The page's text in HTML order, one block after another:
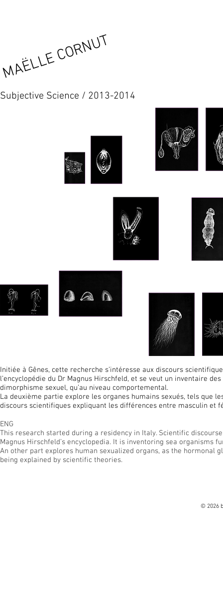
MAËLLE CORNUT
Subjective Science / 2013-2014
Initiée à Gênes, cette recherche s’intéresse aux discours
l’encyclopédie du Dr Magnus Hirschfeld, et se veut un inventaire
dimorphisme sexuel, qu’au niveau comportemental.
La deuxième partie explore les organes humains sexués, tels que
discours scientifiques expliquant les différences entre masculin et
ENG
This research started during a residency in Italy. Scientific
Magnus Hirschfeld’s encyclopedia. It is inventoring sea organisms
An other part explores human sexualized organs, as the hormonal
being explained by scientific theories.
© 2026